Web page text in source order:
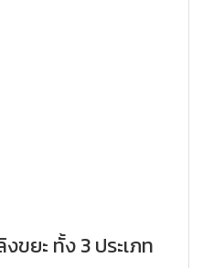
ขยะ ทั้ง 3 ประเภท